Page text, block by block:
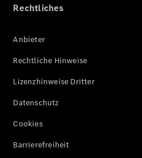
Rechtliches
Anbieter
Rechtliche Hinweise
Lizenzhinweise Dritter
Datenschutz
Cookies
Barrierefreiheit